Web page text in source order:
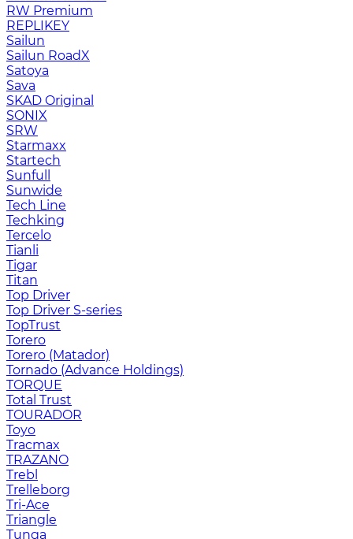
RW Premium
RЕPLIKEY
Sailun
Sailun RoadX
Satoya
Sava
SKAD Original
SONIX
SRW
Starmaxx
Startech
Sunfull
Sunwide
Tech Line
Techking
Tercelo
Tianli
Tigar
Titan
Top Driver
Top Driver S-series
TopTrust
Torero
Torero (Matador)
Tornado (Advance Holdings)
TORQUE
Total Trust
TOURADOR
Toyo
Tracmax
TRAZANO
Trebl
Trelleborg
Tri-Ace
Triangle
Tunga